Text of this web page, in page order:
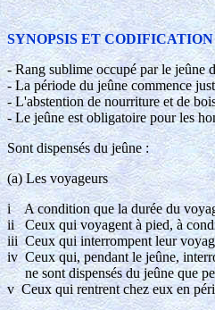
SYNOPSIS ET
- Rang sublime occupé par le jeûne
- La période du jeûne commence
- L'abstention de nourriture et de
- Le jeûne est obligatoire pour les
Sont dispensés du jeûne :
(a) Les voyageurs
i A condition que la durée du
ii Ceux qui voyagent à pied, à
iii Ceux qui interrompent leur
iv Ceux qui, pendant le jeûne,
ne sont dispensés du jeûne que
v Ceux qui rentrent chez eux en